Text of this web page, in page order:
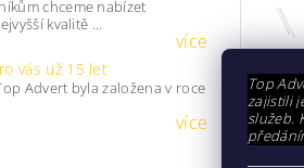
chceme nabízet
kvalitě ...
více
vás už 15 let
Advert byla založena v roce
více
Top
zajistili
služeb.